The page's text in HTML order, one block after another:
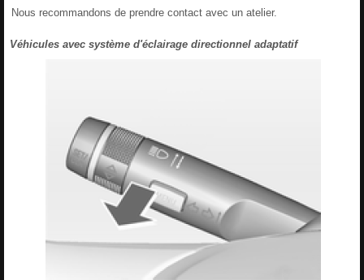
Nous recommandons de prendre contact avec un atelier.
Véhicules avec système d'éclairage directionnel adaptatif